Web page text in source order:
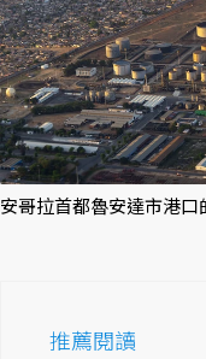
安哥拉首都魯安達市港
推薦閱讀